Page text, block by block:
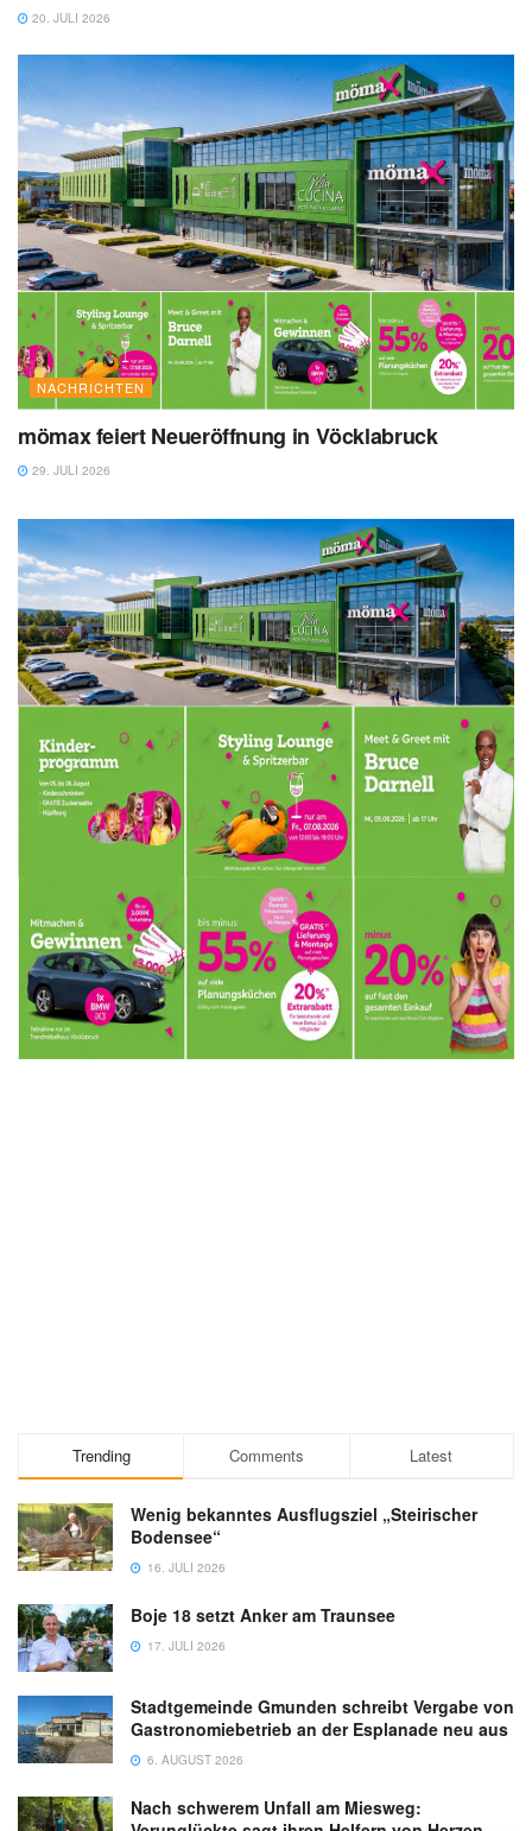
20. JULI 2026
NACHRICHTEN
mömax feiert Neueröffnung in Vöcklabruck
29. JULI 2026
Trending Comments Latest
Wenig bekanntes Ausflugsziel „Steirischer
Bodensee“
16. JULI 2026
Boje 18 setzt Anker am Traunsee
17. JULI 2026
Stadtgemeinde Gmunden schreibt Vergabe von
Gastronomiebetrieb an der Esplanade neu aus
6. AUGUST 2026
Nach schwerem Unfall am Miesweg: